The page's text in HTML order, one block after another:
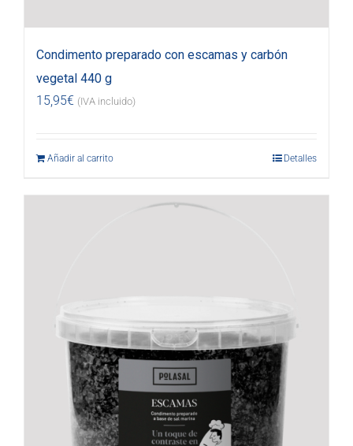
Condimento preparado con escamas y carbón
vegetal 440 g
15,95€ (IVA incluido)
Añadir al carrito Detalles